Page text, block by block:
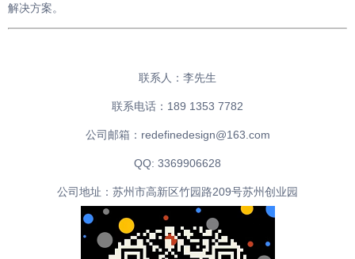
解决方案。
联系人：李先生
联系电话：189 1353 7782
公司邮箱：redefinedesign@163.com
QQ: 3369906628
公司地址：苏州市高新区竹园路209号苏州创业园